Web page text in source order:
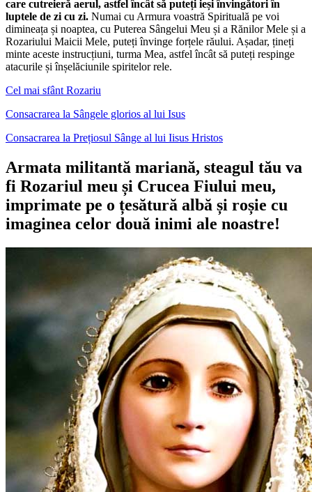
care cutreieră aerul, astfel încât să puteți ieși învingători în
luptele de zi cu zi. Numai cu Armura voastră Spirituală pe voi
dimineața și noaptea, cu Puterea Sângelui Meu și a Rănilor Mele și a
Rozariului Maicii Mele, puteți învinge forțele răului. Așadar, țineți
minte aceste instrucțiuni, turma Mea, astfel încât să puteți respinge
atacurile și înșelăciunile spiritelor rele.
Cel mai sfânt Rozariu
Consacrarea la Sângele glorios al lui Isus
Consacrarea la Prețiosul Sânge al lui Iisus Hristos
Armata militantă mariană, steagul tău va
fi Rozariul meu și Crucea Fiului meu,
imprimate pe o țesătură albă și roșie cu
imaginea celor două inimi ale noastre!